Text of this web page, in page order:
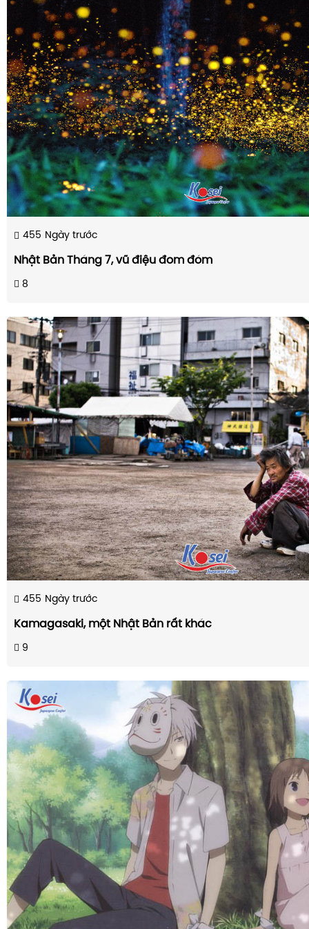
455 Ngày trước
Nhật Bản Tháng 7, vũ điệu đom đóm
8
455 Ngày trước
Kamagasaki, một Nhật Bản rất khác
9